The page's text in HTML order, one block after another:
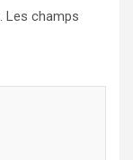
Les champs